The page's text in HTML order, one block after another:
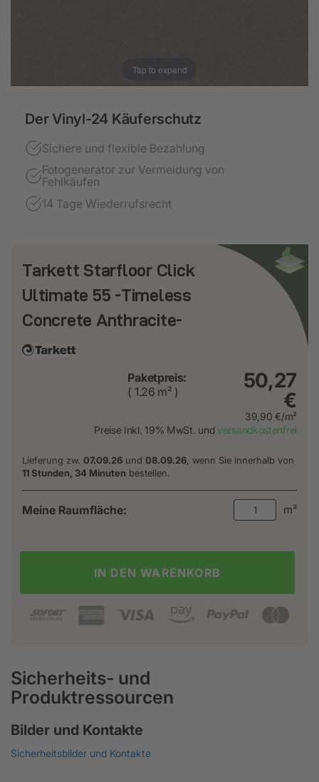
Tap to expand
Der Vinyl-24 Käuferschutz
Sichere und flexible Bezahlung
Fotogenerator zur Vermeidung von
Fehlkäufen
14 Tage Wiederrufsrecht
Tarkett Starfloor Click
Ultimate 55 -Timeless
Concrete Anthracite-
50,27
€
39,90 €/m²
Paketpreis:
( 1.26 m² )
Preise Inkl. 19% MwSt. und versandkostenfrei
Lieferung zw. 07.09.26 und 08.09.26, wenn Sie innerhalb von
11 Stunden, 34 Minuten bestellen.
Meine Raumfläche: m²
IN DEN WARENKORB
Sicherheits- und
Produktressourcen
Bilder und Kontakte
Sicherheitsbilder und Kontakte